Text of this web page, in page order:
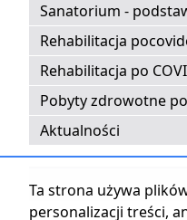
Sanatorium -
Rehabilitacja
Rehabilitacja po
Pobyty zdrowotne
Aktualności
Ta strona używa
personalizacji treści,